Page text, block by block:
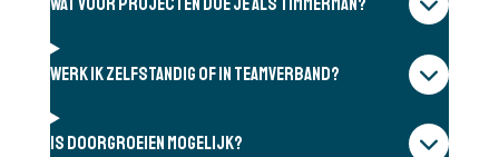
Werk ik zelfstandig of in teamverband?
Is doorgroeien mogelijk?